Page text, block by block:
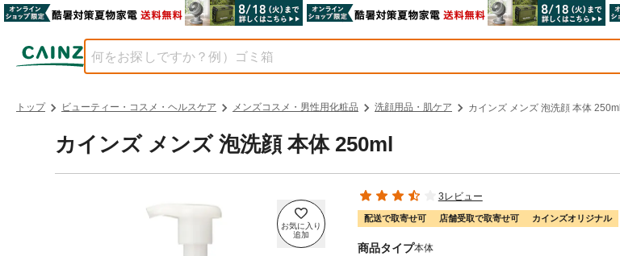
トップ ビューティー・コスメ・ヘルスケア メンズコスメ・男性用化粧品 洗顔用品・肌ケア カインズ メンズ 泡洗顔 本体 250ml
カインズ メンズ 泡洗顔 本体 250ml
3レビュー
配送で取寄せ可 店舗受取で取寄せ可 カインズオリジナル
商品タイプ本体